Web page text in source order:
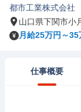
都市工業株式会社
山口県下関市小
月給25万円～35
仕事概要